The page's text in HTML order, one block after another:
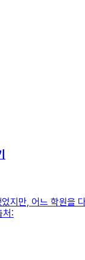
지만, 어느 학원을
처: